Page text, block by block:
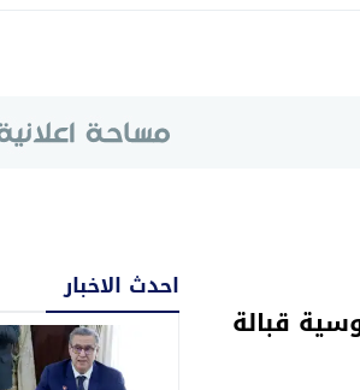
قبالة
احدث الاخبار